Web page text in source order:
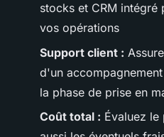
stocks et CRM intégré
vos opérations
Support client :
d'un
la phase de prise en
Coût total : Évaluez